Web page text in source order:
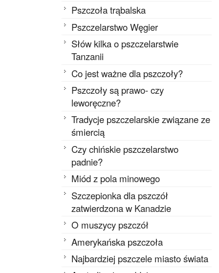
Pszczoła trąbalska
Pszczelarstwo Węgier
Słów kilka o pszczelarstwie
Tanzanii
Co jest ważne dla pszczoły?
Pszczoły są prawo- czy
leworęczne?
Tradycje pszczelarskie związane ze
śmiercią
Czy chińskie pszczelarstwo
padnie?
Miód z pola minowego
Szczepionka dla pszczół
zatwierdzona w Kanadzie
O muszycy pszczół
Amerykańska pszczoła
Najbardziej pszczele miasto świata